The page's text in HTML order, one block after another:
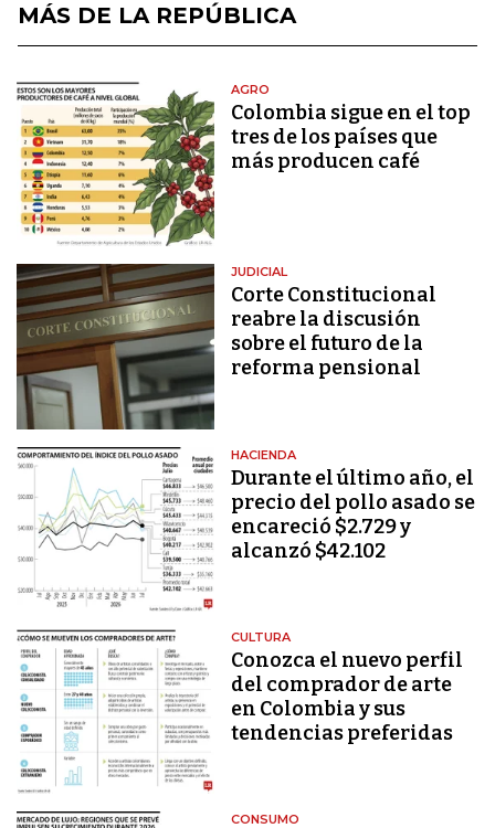
MÁS DE LA REPÚBLICA
AGRO
Colombia sigue en el top
tres de los países que
más producen café
JUDICIAL
Corte Constitucional
reabre la discusión
sobre el futuro de la
reforma pensional
HACIENDA
Durante el último año, el
precio del pollo asado se
encareció $2.729 y
alcanzó $42.102
CULTURA
Conozca el nuevo perfil
del comprador de arte
en Colombia y sus
tendencias preferidas
CONSUMO